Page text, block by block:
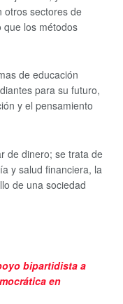
otros sectores de
que los métodos
de educación
para su futuro,
y el pensamiento
de dinero; se trata de
y salud financiera, la
de una sociedad
bipartidista a
en